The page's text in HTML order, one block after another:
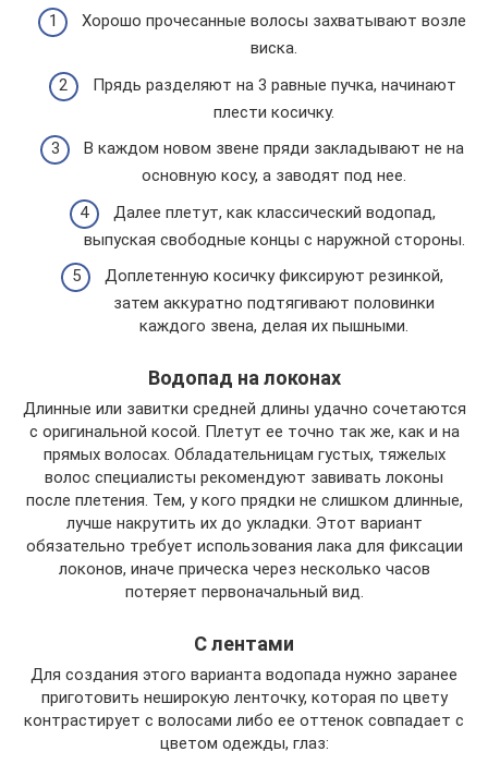
Хорошо прочесанные волосы захватывают возле
виска.
Прядь разделяют на 3 равные пучка, начинают
плести косичку.
В каждом новом звене пряди закладывают не на
основную косу, а заводят под нее.
Далее плетут, как классический водопад,
выпуская свободные концы с наружной стороны.
Доплетенную косичку фиксируют резинкой,
затем аккуратно подтягивают половинки
каждого звена, делая их пышными.
Водопад на локонах
Длинные или завитки средней длины удачно сочетаются
с оригинальной косой. Плетут ее точно так же, как и на
прямых волосах. Обладательницам густых, тяжелых
волос специалисты рекомендуют завивать локоны
после плетения. Тем, у кого прядки не слишком длинные,
лучше накрутить их до укладки. Этот вариант
обязательно требует использования лака для фиксации
локонов, иначе прическа через несколько часов
потеряет первоначальный вид.
С лентами
Для создания этого варианта водопада нужно заранее
приготовить неширокую ленточку, которая по цвету
контрастирует с волосами либо ее оттенок совпадает с
цветом одежды, глаз: